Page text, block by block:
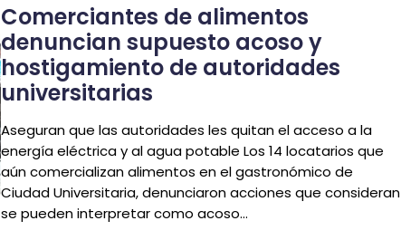
Comerciantes de alimentos
denuncian supuesto acoso y
hostigamiento de autoridades
universitarias
Aseguran que las autoridades les quitan el acceso a la
energía eléctrica y al agua potable Los 14 locatarios que
aún comercializan alimentos en el gastronómico de
Ciudad Universitaria, denunciaron acciones que consideran
se pueden interpretar como acoso…